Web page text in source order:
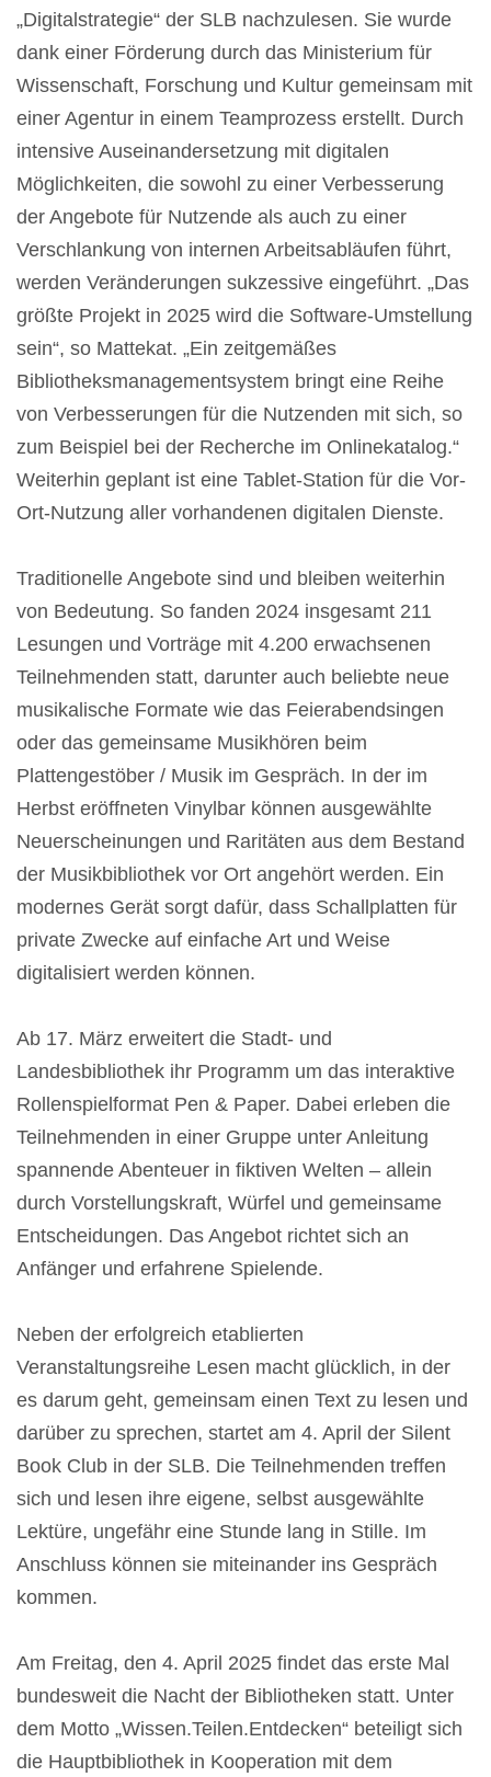
„Digitalstrategie“ der SLB nachzulesen. Sie wurde
dank einer Förderung durch das Ministerium für
Wissenschaft, Forschung und Kultur gemeinsam mit
einer Agentur in einem Teamprozess erstellt. Durch
intensive Auseinandersetzung mit digitalen
Möglichkeiten, die sowohl zu einer Verbesserung
der Angebote für Nutzende als auch zu einer
Verschlankung von internen Arbeitsabläufen führt,
werden Veränderungen sukzessive eingeführt. „Das
größte Projekt in 2025 wird die Software-Umstellung
sein“, so Mattekat. „Ein zeitgemäßes
Bibliotheksmanagementsystem bringt eine Reihe
von Verbesserungen für die Nutzenden mit sich, so
zum Beispiel bei der Recherche im Onlinekatalog.“
Weiterhin geplant ist eine Tablet-Station für die Vor-
Ort-Nutzung aller vorhandenen digitalen Dienste.
Traditionelle Angebote sind und bleiben weiterhin
von Bedeutung. So fanden 2024 insgesamt 211
Lesungen und Vorträge mit 4.200 erwachsenen
Teilnehmenden statt, darunter auch beliebte neue
musikalische Formate wie das Feierabendsingen
oder das gemeinsame Musikhören beim
Plattengestöber / Musik im Gespräch. In der im
Herbst eröffneten Vinylbar können ausgewählte
Neuerscheinungen und Raritäten aus dem Bestand
der Musikbibliothek vor Ort angehört werden. Ein
modernes Gerät sorgt dafür, dass Schallplatten für
private Zwecke auf einfache Art und Weise
digitalisiert werden können.
Ab 17. März erweitert die Stadt- und
Landesbibliothek ihr Programm um das interaktive
Rollenspielformat Pen & Paper. Dabei erleben die
Teilnehmenden in einer Gruppe unter Anleitung
spannende Abenteuer in fiktiven Welten – allein
durch Vorstellungskraft, Würfel und gemeinsame
Entscheidungen. Das Angebot richtet sich an
Anfänger und erfahrene Spielende.
Neben der erfolgreich etablierten
Veranstaltungsreihe Lesen macht glücklich, in der
es darum geht, gemeinsam einen Text zu lesen und
darüber zu sprechen, startet am 4. April der Silent
Book Club in der SLB. Die Teilnehmenden treffen
sich und lesen ihre eigene, selbst ausgewählte
Lektüre, ungefähr eine Stunde lang in Stille. Im
Anschluss können sie miteinander ins Gespräch
kommen.
Am Freitag, den 4. April 2025 findet das erste Mal
bundesweit die Nacht der Bibliotheken statt. Unter
dem Motto „Wissen.Teilen.Entdecken“ beteiligt sich
die Hauptbibliothek in Kooperation mit dem